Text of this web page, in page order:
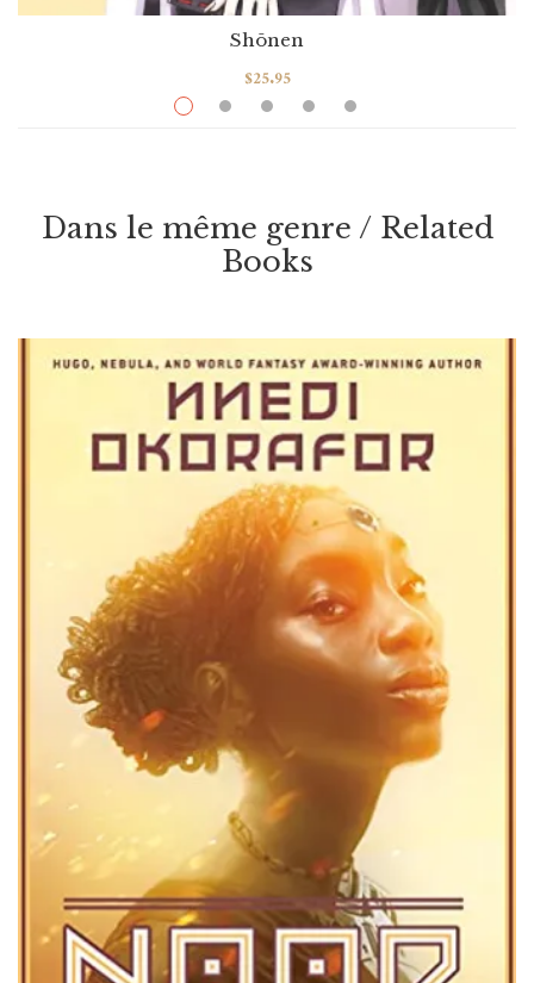
Neon Genesis Evangelion [Perfect Edition]
Shōnen
$25.95
VOIR / VIEW
Dans le même genre / Related
Books